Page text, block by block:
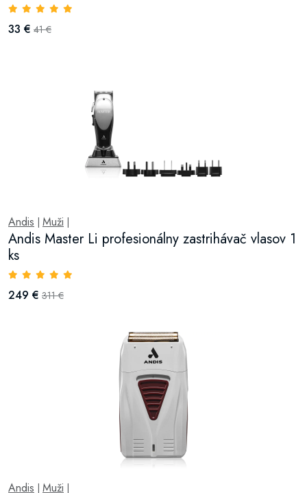
33 € 41 €
Andis Muži
Andis Master Li profesionálny zastrihávač vlasov 1
ks
249 € 311 €
Andis Muži